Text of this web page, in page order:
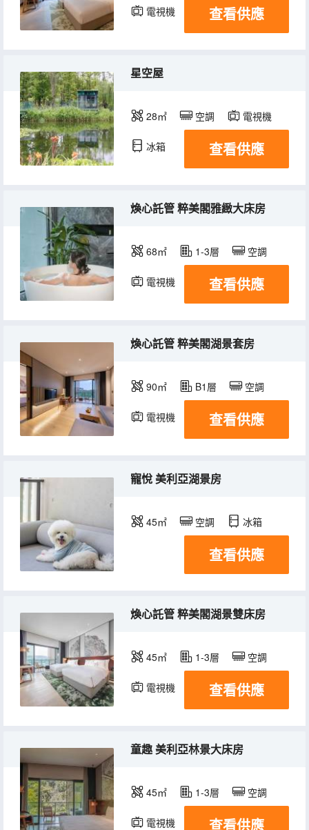
電視機 冰箱
查看供應
星空屋
28㎡ 空調 電視機
冰箱 查看供應
煥心託管 粹美閣雅緻大床房
68㎡ 1-3層 空調
電視機 冰箱
查看供應
煥心託管 粹美閣湖景套房
90㎡ B1層 空調
電視機 冰箱
查看供應
寵悅 美利亞湖景房
45㎡ 空調 冰箱
查看供應
煥心託管 粹美閣湖景雙床房
45㎡ 1-3層 空調
電視機 冰箱
查看供應
童趣 美利亞林景大床房
45㎡ 1-3層 空調
電視機 冰箱
查看供應